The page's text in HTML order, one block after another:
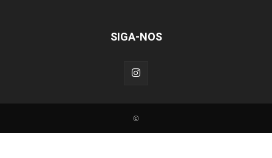
SIGA-NOS
©